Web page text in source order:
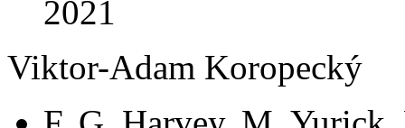
2021
Viktor-Adam Koropecký